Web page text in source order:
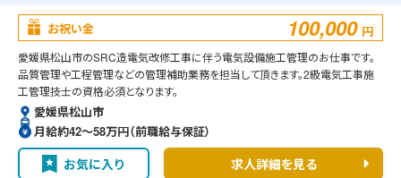
お祝い金 100,000 円
愛媛県松山市のSRC造電気改修工事に伴う電気設備施工管理のお仕事です。
品質管理や工程管理などの管理補助業務を担当して頂きます。2級電気工事施
工管理技士の資格必須となります。
愛媛県松山市
月給約42〜58万円（前職給与保証）
お気に入り 求人詳細を見る